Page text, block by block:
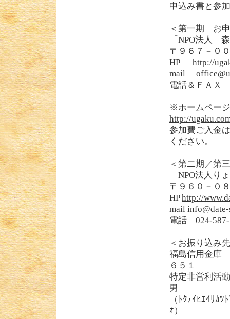
申込み書と参
＜第一期 お
「NPO法人
〒９６７－０
HP http://
mail
電話＆ＦＡ
※ホームペー
http://
参加費ご入金
ください。
＜第二期／第
「NPO法人
〒９６０－０
HPhttp://
mail
電話 024-
＜お振り込
福島信用金
６５１
特定非営利活
男
（ﾄｸﾃｲﾋｴｲﾘ
ｵ）